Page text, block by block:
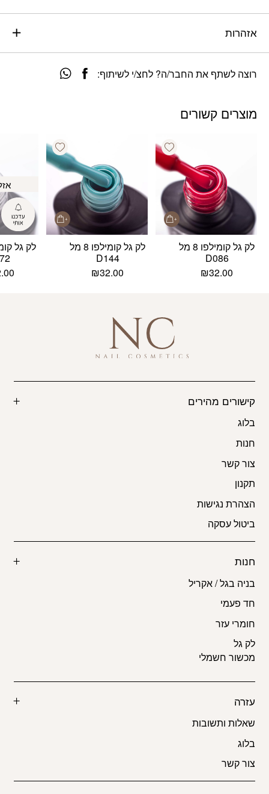
אזהרות
רוצה לשתף את החבר/ה? לחצ/י לשיתוף:
מוצרים קשורים
Add wishlist
לק גל קומילפו 8 מל
D086
₪32.00
Add wishlist
לק גל קומילפו 8 מל
D144
₪32.00
קישורים מהירים
בלוג
חנות
צור קשר
תקנון
הצהרת נגישות
ביטול עסקה
חנות
בניה בגל / אקריל
חד פעמי
חומרי עזר
לק גל
מכשור חשמלי
עזרה
שאלות ותשובות
בלוג
צור קשר